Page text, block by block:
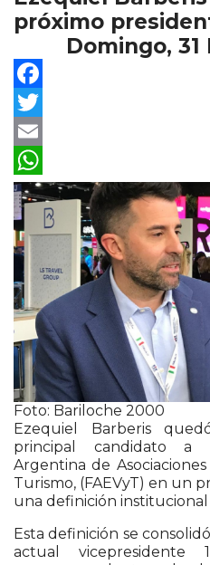
próximo
Domingo, 31
Facebook
Twitter
Email
WhatsApp
Foto: Bariloche 2000
Ezequiel Barberisquedó
principal candidato
Argentina de
Turismo, (FAEVyT) en un
una definición institucional
Esta definición se
actual